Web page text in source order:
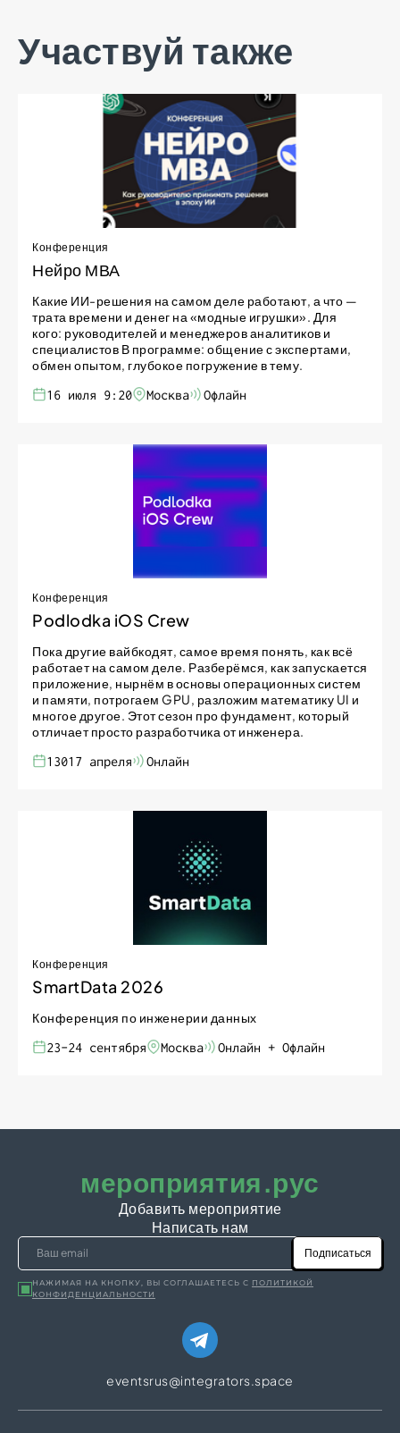
Участвуй также
Конференция
Нейро МВА
Какие ИИ-решения на самом деле работают, а что —
трата времени и денег на «модные игрушки». Для
кого: руководителей и менеджеров аналитиков и
специалистов В программе: общение с экспертами,
обмен опытом, глубокое погружение в тему.
16 июля 9:20
Москва Офлайн
Конференция
Podlodka iOS Crew
Пока другие вайбкодят, самое время понять, как всё
работает на самом деле. Разберёмся, как запускается
приложение, нырнём в основы операционных систем
и памяти, потрогаем GPU, разложим математику UI и
многое другое. Этот сезон про фундамент, который
отличает просто разработчика от инженера.
13017 апреля
Онлайн
Конференция
SmartData 2026
Конференция по инженерии данных
23-24 сентября
Москва Онлайн + Офлайн
мероприятия.рус
Добавить мероприятие
Написать нам
Подписаться
НАЖИМАЯ НА КНОПКУ, ВЫ СОГЛАШАЕТЕСЬ С ПОЛИТИКОЙ
КОНФИДЕНЦИАЛЬНОСТИ
eventsrus@integrators.space